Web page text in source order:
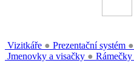
Vizitkáře ● Prezentační systém ●
Jmenovky a visačky ● Rámečky